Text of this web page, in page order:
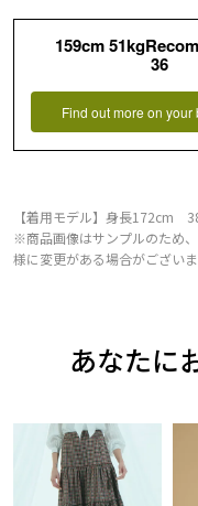
159cm
36
Find out more on your
【着用モデル】身長172cm
※商品画像はサンプルのため
様に変更がある場合がござい
あなたに